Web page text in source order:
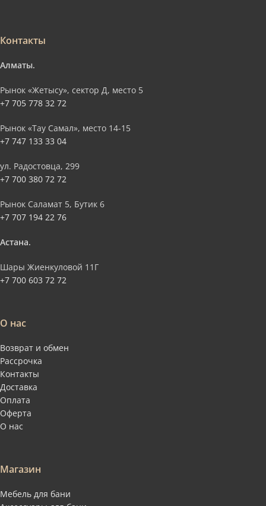
Контакты
Алматы.
Рынок «Жетысу», сектор Д, место 5
+7 705 778 32 72
Рынок «Тау Самал», место 14-15
+7 747 133 33 04
ул. Радостовца, 299
+7 700 380 72 72
Рынок Саламат 5, Бутик 6
+7 707 194 22 76
Астана.
Шары Жиенкуловой 11Г
+7 700 603 72 72
О нас
Возврат и обмен
Рассрочка
Контакты
Доставка
Оплата
Оферта
О нас
Магазин
Мебель для бани